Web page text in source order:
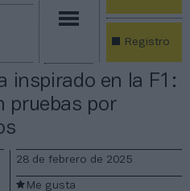
Registro
inspirado en la F1:
pruebas por
28 de febrero de 2025
Me gusta